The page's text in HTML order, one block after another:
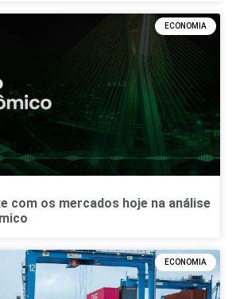
ECONOMIA
com os mercados hoje na análise
ECONOMIA